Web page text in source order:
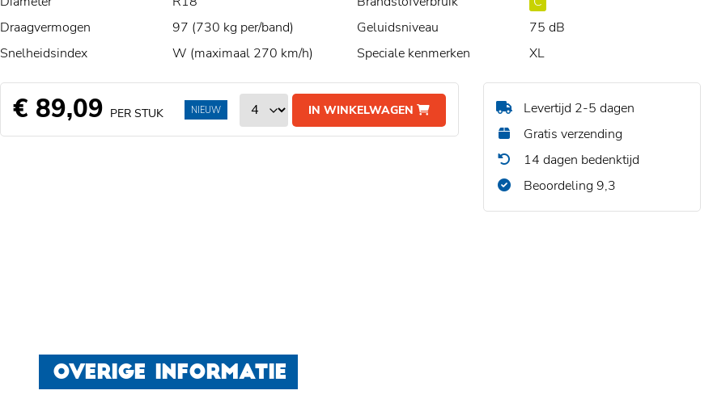
Draagvermogen
97 (730 kg per/band)
Snelheidsindex
W (maximaal 270 km/h)
Geluidsniveau
75 dB
Speciale kenmerken
XL
€ 89,09 PER STUK IN WINKELWAGEN
NIEUW
Levertijd 2-5 dagen
Gratis verzending
14 dagen bedenktijd
Beoordeling 9,3
OVERIGE INFORMATIE